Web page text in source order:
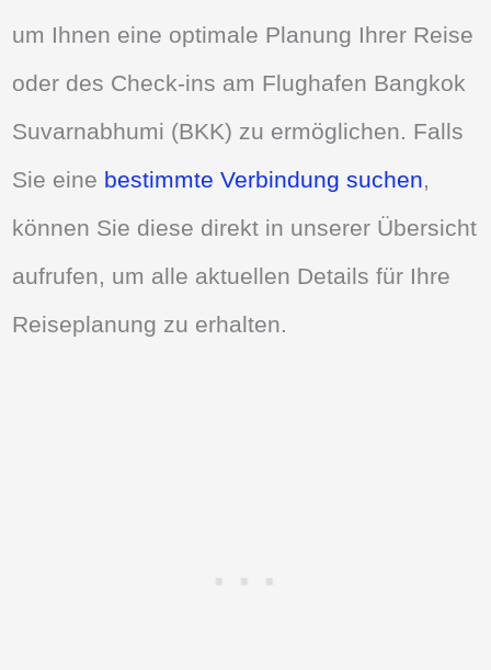
um Ihnen eine optimale Planung Ihrer Reise
oder des Check-ins am Flughafen Bangkok
Suvarnabhumi (BKK) zu ermöglichen. Falls
Sie eine bestimmte Verbindung suchen,
können Sie diese direkt in unserer Übersicht
aufrufen, um alle aktuellen Details für Ihre
Reiseplanung zu erhalten.